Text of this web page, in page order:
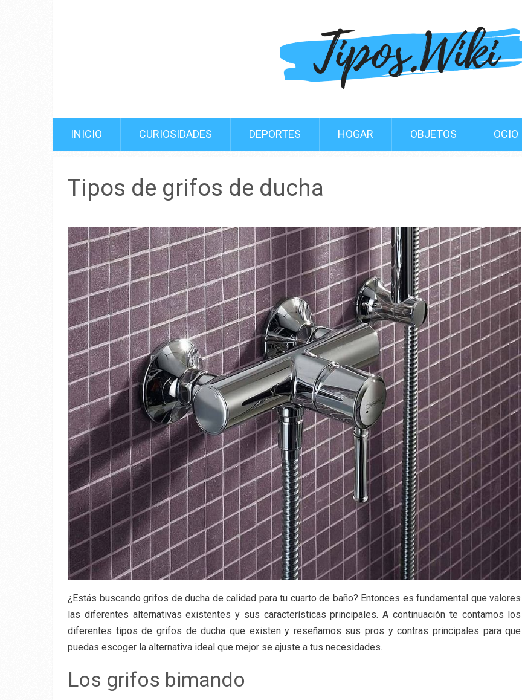
INICIO CURIOSIDADES DEPORTES HOGAR OBJETOS OCIO
Tipos de grifos de ducha
¿Estás buscando grifos de ducha de calidad para tu cuarto de baño? Entonces es fundamental que valores
las diferentes alternativas existentes y sus características principales. A continuación te contamos los
diferentes tipos de grifos de ducha que existen y reseñamos sus pros y contras principales para que
puedas escoger la alternativa ideal que mejor se ajuste a tus necesidades.
Los grifos bimando